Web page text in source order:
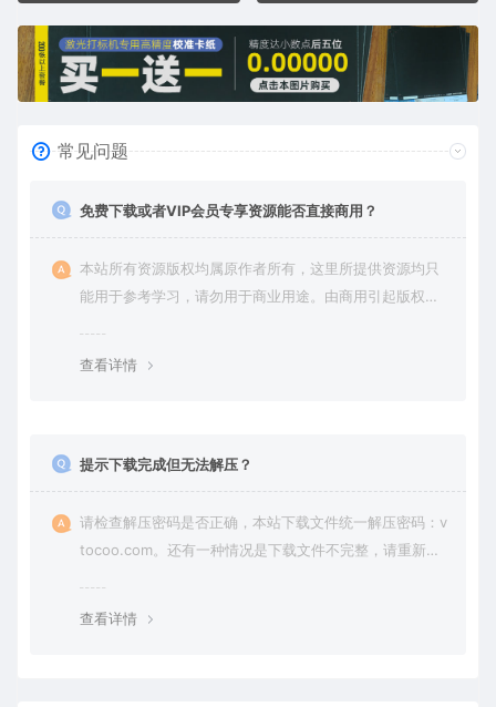
常见问题
免费下载或者VIP会员专享资源能否直接商用？
本站所有资源版权均属原作者所有，这里所提供资源均只
能用于参考学习，请勿用于商业用途。由商用引起版权纠
查看详情
提示下载完成但无法解压？
请检查解压密码是否正确，本站下载文件统一解压密码：v
tocoo.com。还有一种情况是下载文件不完整，请重新下
查看详情